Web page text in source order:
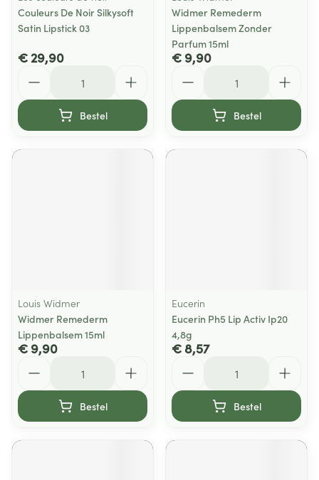
Couleurs De Noir Silkysoft
Satin Lipstick 03
€ 29,90
Bestel
Widmer Remederm
Lippenbalsem Zonder
Parfum 15ml
€ 9,90
Bestel
Louis Widmer
Widmer Remederm
Lippenbalsem 15ml
€ 9,90
Bestel
Eucerin
Eucerin Ph5 Lip Activ Ip20
4,8g
€ 8,57
Bestel